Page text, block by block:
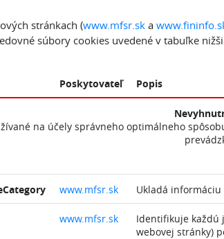
stránkach (www.mfsr.ska
súbory cookies uvedené v tabuľke
Poskytovateľ Popis
na účely správneho optimálneho
www.mfsr.sk Ukladá informáciu
www.mfsr.sk
Identifikuje každú
webovej stránky)